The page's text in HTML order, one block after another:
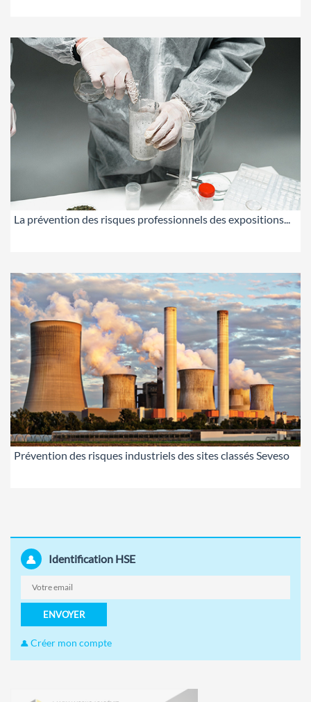
La prévention des risques professionnels des expositions...
Prévention des risques industriels des sites classés Seveso
Identification HSE
ENVOYER
Créer mon compte